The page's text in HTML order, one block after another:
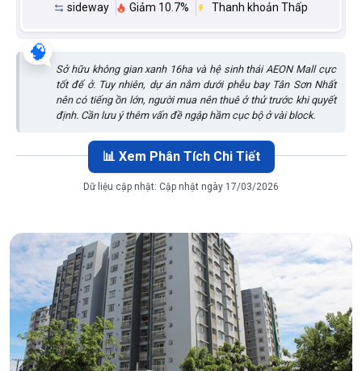
sideway
Giảm 10.7% Thanh khoản Thấp
🧠
Sở hữu không gian xanh 16ha và hệ sinh thái AEON Mall cực
tốt để ở. Tuy nhiên, dự án nằm dưới phễu bay Tân Sơn Nhất
nên có tiếng ồn lớn, người mua nên thuê ở thử trước khi quyết
định. Cần lưu ý thêm vấn đề ngập hầm cục bộ ở vài block.
📊 Xem Phân Tích Chi Tiết
Dữ liệu cập nhật: Cập nhật ngày 17/03/2026